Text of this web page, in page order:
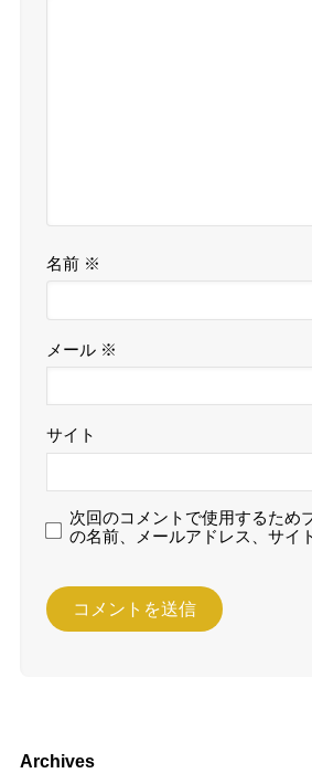
名前 ※
メール ※
サイト
次回のコメントで使用するため
の名前、メールアドレス、サイ
Archives